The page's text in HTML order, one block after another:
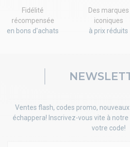
Fidélité
récompensée
en bons d'achats
Des marques
iconiques
à prix réduits
Ventes flash, codes promo,
échappera! Inscrivez-vous vite à
votre code!